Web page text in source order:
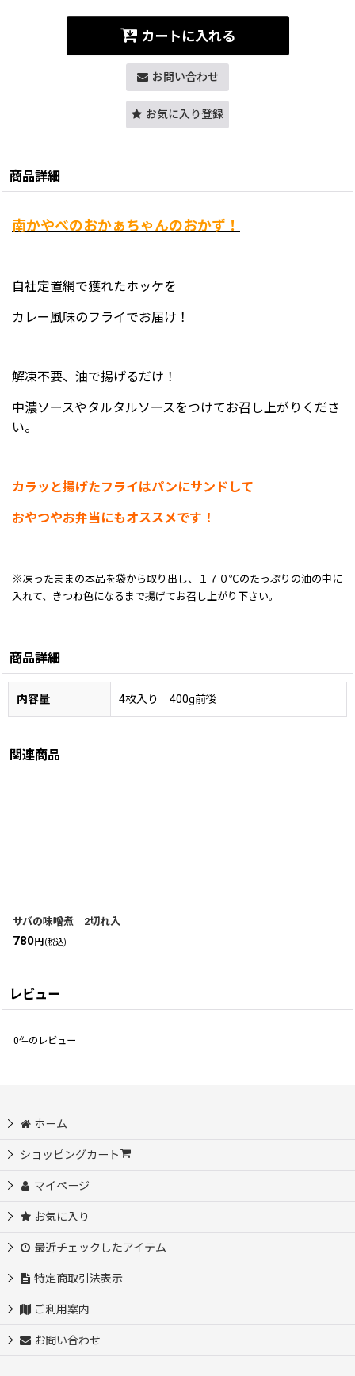
カートに入れる
お問い合わせ
お気に入り登録
商品詳細
南かやべのおかぁちゃんのおかず！
自社定置網で獲れたホッケを
カレー風味のフライでお届け！
解凍不要、油で揚げるだけ！
中濃ソースやタルタルソースをつけてお召し上がりくださ
い。
カラッと揚げたフライはパンにサンドして
おやつやお弁当にもオススメです！
※凍ったままの本品を袋から取り出し、１７０℃のたっぷりの油の中に
入れて、きつね色になるまで揚げてお召し上がり下さい。
商品詳細
内容量 4枚入り 400g前後
関連商品
サバの味噌煮 2切れ入
780円 (税込)
レビュー
0件のレビュー
ホーム
ショッピングカート
マイページ
お気に入り
最近チェックしたアイテム
特定商取引法表示
ご利用案内
お問い合わせ